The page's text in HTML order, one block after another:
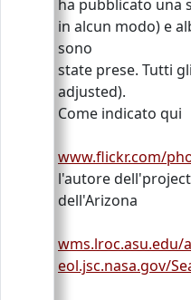
ha pubblicato una
in alcun modo) e
sono
state prese. Tutti
adjusted).
Come indicato qui
www.flickr.com/
l'autore
dell'Arizona
eol.jsc.nasa.gov/